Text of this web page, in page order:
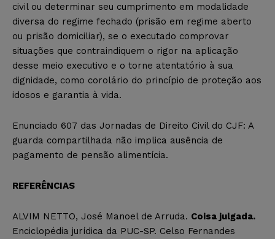
civil ou determinar seu cumprimento em modalidade
diversa do regime fechado (prisão em regime aberto
ou prisão domiciliar), se o executado comprovar
situações que contraindiquem o rigor na aplicação
desse meio executivo e o torne atentatório à sua
dignidade, como corolário do princípio de proteção aos
idosos e garantia à vida.
Enunciado 607 das Jornadas de Direito Civil do CJF: A
guarda compartilhada não implica ausência de
pagamento de pensão alimentícia.
REFERÊNCIAS
ALVIM NETTO, José Manoel de Arruda. Coisa julgada.
Enciclopédia jurídica da PUC-SP. Celso Fernandes